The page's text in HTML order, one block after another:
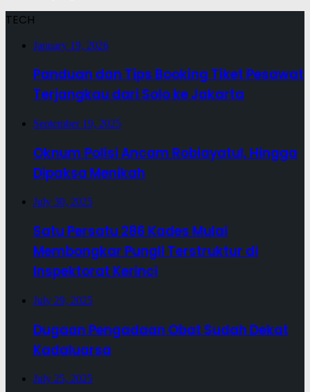
TECH
January 19, 2026
Panduan dan Tips Booking Tiket Pesawat
Terjangkau dari Solo ke Jakarta
September 19, 2025
Oknum Polisi Ancam Robiayatul, Hingga
Dipaksa Menikah
July 30, 2025
Satu Persatu 286 Kades Mulai
Membongkar Pungli Terstruktur di
Inspektorat Kerinci
July 29, 2025
Dugaan Pengadaan Obat Sudah Dekat
Kadaluarsa
July 25, 2025